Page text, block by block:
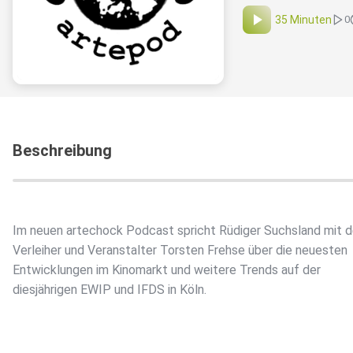
35 Minuten 0
Beschreibung
Im neuen artechock Podcast spricht Rüdiger Suchsland mit
Verleiher und Veranstalter Torsten Frehse über die neuesten
Entwicklungen im Kinomarkt und weitere Trends auf der
diesjährigen EWIP und IFDS in Köln.